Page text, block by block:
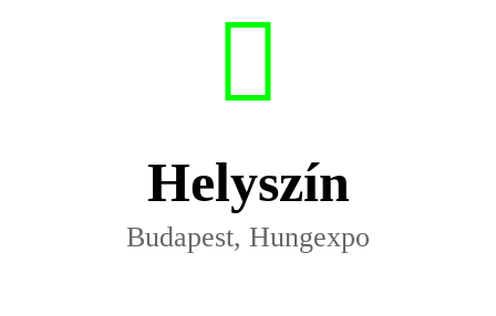
Helyszín
Budapest, Hungexpo